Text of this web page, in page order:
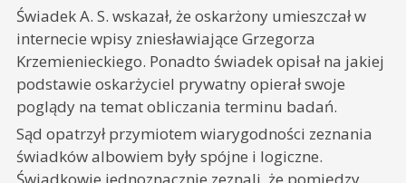
Świadek A. S. wskazał, że oskarżony umieszczał w
internecie wpisy zniesławiające Grzegorza
Krzemienieckiego. Ponadto świadek opisał na jakiej
podstawie oskarżyciel prywatny opierał swoje
poglądy na temat obliczania terminu badań.
Sąd opatrzył przymiotem wiarygodności zeznania
świadków albowiem były spójne i logiczne.